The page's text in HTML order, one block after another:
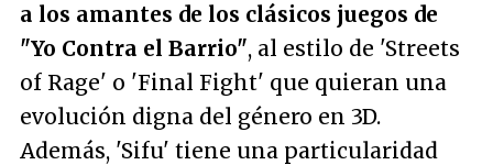
a los amantes de los clásicos juegos de
"Yo Contra el Barrio", al estilo de 'Streets
of Rage' o 'Final Fight' que quieran una
evolución digna del género en 3D.
Además, 'Sifu' tiene una particularidad